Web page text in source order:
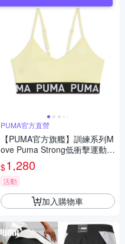
PUMA官方直營
【PUMA官方旗艦】訓練系列M
ove Puma Strong低衝擊運動內
衣 女性 52714035
$1,280
活動
加入購物車